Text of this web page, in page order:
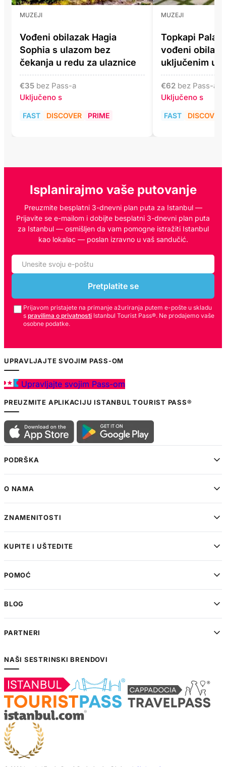
MUZEJI
Vođeni obilazak Hagia
Sophia s ulazom bez
čekanja u redu za ulaznice
€35 bez Pass-a
Uključeno s
FAST DISCOVER PRIME
MUZEJI
Topkapi
vođeni
uključenim
€62 bez Pass-a
Uključeno s
FAST DISCOVER
Isplanirajmo vaše putovanje
Preuzmite besplatni 3-dnevni plan puta za Istanbul —
Prijavite se e-mailom i dobijte besplatni 3-dnevni plan puta
za Istanbul — osmišljen da vam pomogne istražiti Istanbul
kao lokalac — poslan izravno u vaš sandučić.
Pretplatite se
Prijavom pristajete na primanje ažuriranja putem e-pošte u skladu
s pravilima o privatnosti Istanbul Tourist Pass®. Ne prodajemo vaše
osobne podatke.
UPRAVLJAJTE SVOJIM PASS-OM
Upravljajte svojim Pass-om
PREUZMITE APLIKACIJU ISTANBUL TOURIST PASS®
PODRŠKA
O NAMA
ZNAMENITOSTI
KUPITE I UŠTEDITE
POMOĆ
BLOG
PARTNERI
NAŠI SESTRINSKI BRENDOVI